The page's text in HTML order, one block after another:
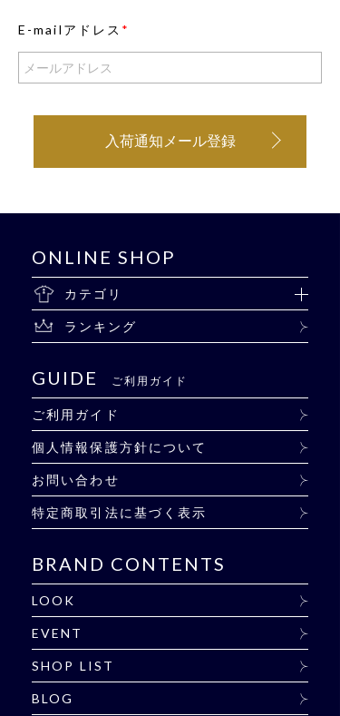
E-mailアドレス *
入荷通知メール登録
ONLINE SHOP
カテゴリ
ランキング
GUIDE ご利用ガイド
ご利用ガイド
個人情報保護方針について
お問い合わせ
特定商取引法に基づく表示
BRAND CONTENTS
LOOK
EVENT
SHOP LIST
BLOG